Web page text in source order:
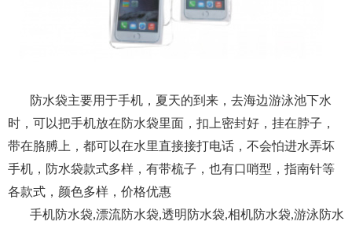
防水袋主要用于手机，夏天的到来，去海边游泳池下水
时，可以把手机放在防水袋里面，扣上密封好，挂在脖子，
带在胳膊上，都可以在水里直接接打电话，不会怕进水弄坏
手机，防水袋款式多样，有带梳子，也有口哨型，指南针等
各款式，颜色多样，价格优惠
手机防水袋,漂流防水袋,透明防水袋,相机防水袋,游泳防水